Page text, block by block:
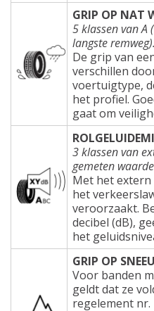
GRIP OP NAT
5 klassen van A
langste remweg).
De grip van
verschillen
voertuigtype,
het profiel.
gaat om
3 klassen van
gemeten
Met het
het
veroorzaakt.
decibel (dB),
het
GRIP OP
Voor banden
geldt dat ze
regelement nr.